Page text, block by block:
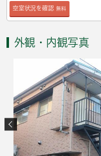
空室状況を確認 無料
外観・内観写真